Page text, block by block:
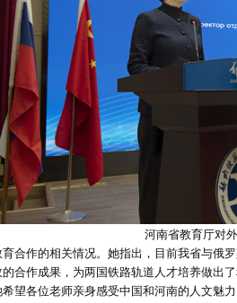
河南省教育厅对
合作的相关情况。她指出，目前我省与
合作成果，为两国铁路轨道人才培养做
望各位老师亲身感受中国和河南的人文